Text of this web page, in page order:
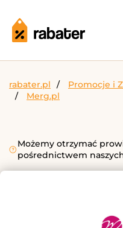
rabater.pl Promocje i
Merg.pl
Możemy otrzymać
pośrednictwem